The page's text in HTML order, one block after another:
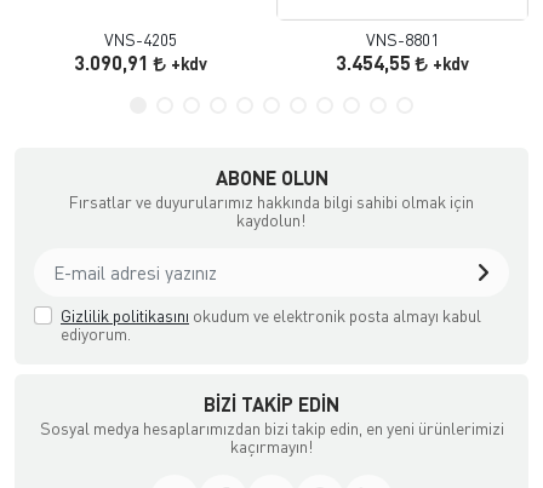
VNS-4205
3.090,91 +kdv
VNS-8801
3.454,55 +kdv
ABONE OLUN
Fırsatlar ve duyurularımız hakkında bilgi sahibi olmak için
kaydolun!
Gizlilik politikasını okudum ve elektronik posta almayı kabul
ediyorum.
BIZI TAKIP EDIN
Sosyal medya hesaplarımızdan bizi takip edin, en yeni ürünlerimizi
kaçırmayın!